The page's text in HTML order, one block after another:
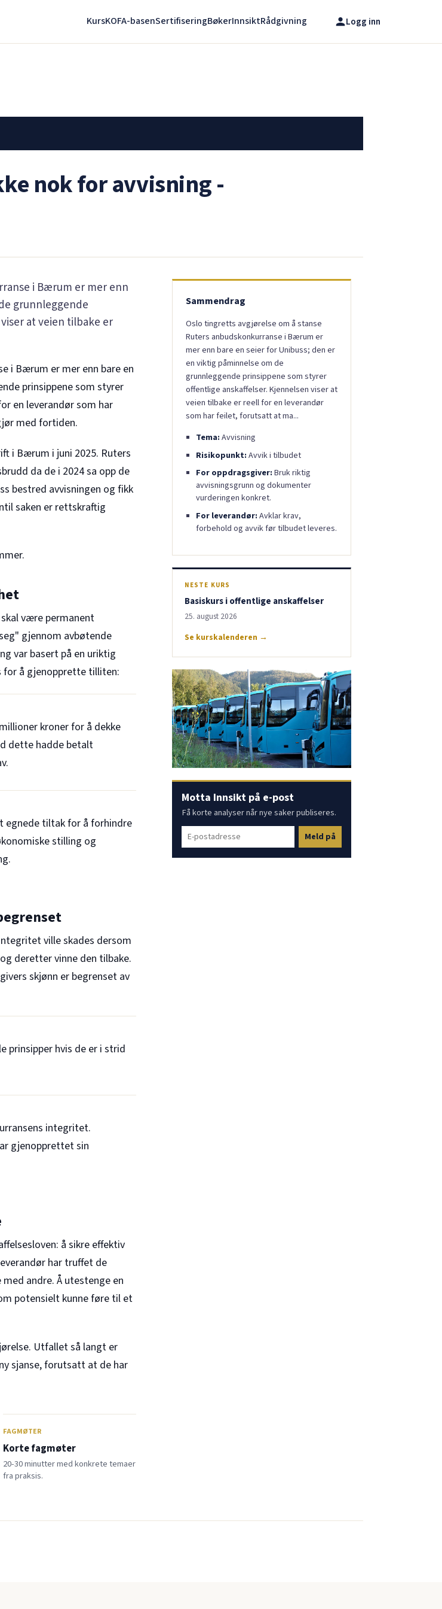
Logg inn
KursKOFA-basenSertifiseringBøkerInnsiktRådgivning
nok for avvisning -
i Bærum er mer enn
grunnleggende
at veien tilbake er
i Bærum er mer enn bare en
prinsippene som styrer
en leverandør som har
med fortiden.
i Bærum i juni 2025. Ruters
da de i 2024 sa opp de
bestred avvisningen og fikk
saken er rettskraftig
være permanent
gjennom avbøtende
var basert på en uriktig
for å gjenopprette tilliten:
kroner for å dekke
dette hadde betalt
egnede tiltak for å forhindre
stilling og
ville skades dersom
deretter vinne den tilbake.
skjønn er begrenset av
prinsipper hvis de er i strid
integritet.
gjenopprettet sin
å sikre effektiv
har truffet de
andre. Å utestenge en
potensielt kunne føre til et
Utfallet så langt er
sjanse, forutsatt at de har
FAGMØTER
Korte fagmøter
20-30 minutter med konkrete temaer
fra praksis.
Sammendrag
Oslo tingretts avgjørelse om å stanse
Ruters anbudskonkurranse i Bærum er
mer enn bare en seier for Unibuss; den er
en viktig påminnelse om de
grunnleggende prinsippene som styrer
offentlige anskaffelser. Kjennelsen viser at
veien tilbake er reell for en leverandør
som har feilet, forutsatt at ma...
Tema: Avvisning
Risikopunkt: Avvik i tilbudet
For oppdragsgiver: Bruk riktig
avvisningsgrunn og dokumenter
vurderingen konkret.
For leverandør: Avklar krav,
forbehold og avvik før tilbudet leveres.
NESTE KURS
Basiskurs i offentlige anskaffelser
25. august 2026
Se kurskalenderen →
Motta Innsikt på e-post
Få korte analyser når nye saker publiseres.
Meld på